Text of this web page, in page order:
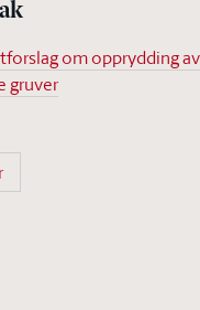
om opprydding
gruver